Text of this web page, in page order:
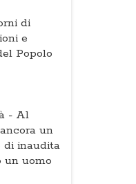
di
e
Popolo
- Al
un
di inaudita
un uomo